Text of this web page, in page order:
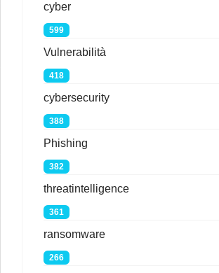
cyber
599
Vulnerabilità
418
cybersecurity
388
Phishing
382
threatintelligence
361
ransomware
266